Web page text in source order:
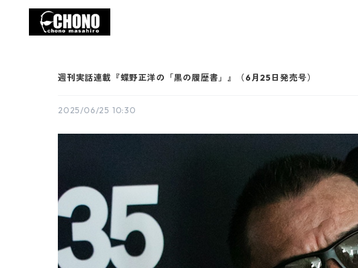
週刊実話連載『蝶野正洋の「黒の履歴書」』（6月25日発売号）
2025/06/25 10:30